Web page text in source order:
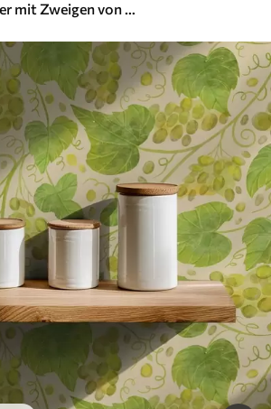
Tapeten Blaue Blätter mit Zweigen von roten Beeren